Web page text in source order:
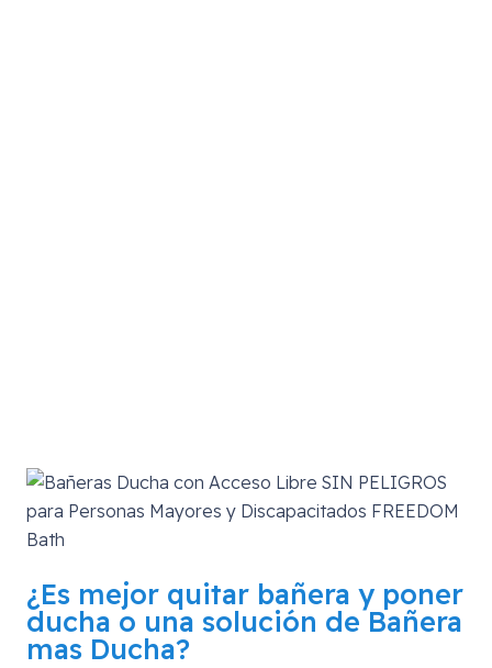
¿Es mejor quitar bañera y poner
ducha o una solución de Bañera
mas Ducha?